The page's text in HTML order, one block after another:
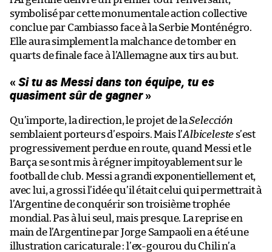
symbolisé par cette monumentale action collective
conclue par Cambiasso face à la Serbie Monténégro.
Elle aura simplement la malchance de tomber en
quarts de finale face à l’Allemagne aux tirs au but.
«Si tu as Messi dans ton équipe, tu es
quasiment sûr de gagner»
Qu’importe, la direction, le projet de laSelección
semblaient porteurs d’espoirs. Mais l’Albiceleste s’est
progressivement perdue en route, quand Messi et le
Barça se sont mis à régner impitoyablement sur le
football de club. Messi a grandi exponentiellement et,
avec lui, a grossi l’idée qu’il était celui qui permettrait à
l’Argentine de conquérir son troisième trophée
mondial. Pas à lui seul, mais presque. La reprise en
main de l’Argentine par Jorge Sampaoli en a été une
illustration caricaturale : l’ex-gourou du Chili n’a